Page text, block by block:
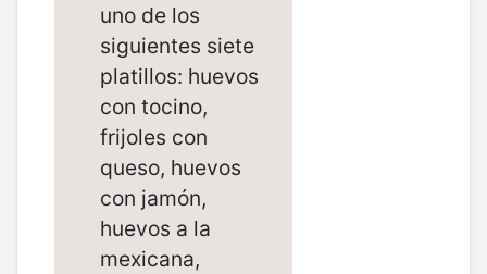
uno de los
siguientes siete
platillos: huevos
con tocino,
frijoles con
queso, huevos
con jamón,
huevos a la
mexicana,